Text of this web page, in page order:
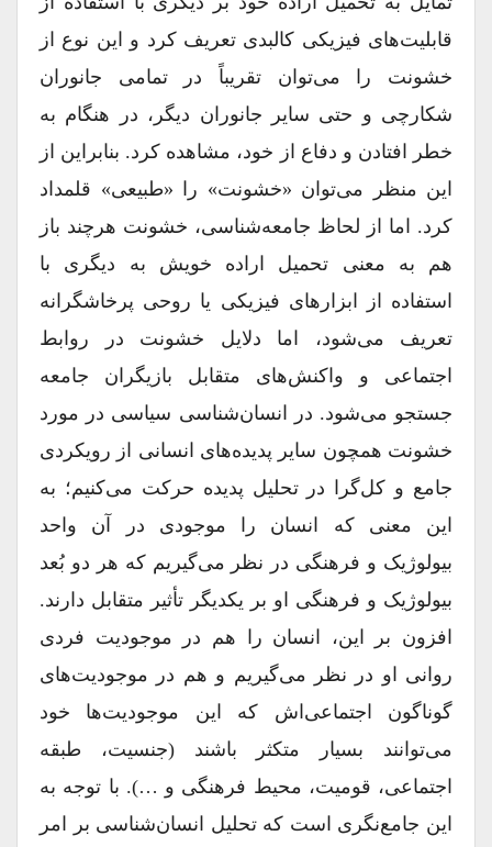
قابلیت‏‌هاى فیزیکى کالبدى تعریف کرد و این نوع از
خشونت را مى‏‌توان تقریباً در تمامى جانوران
شکارچى و حتى سایر جانوران دیگر، در هنگام به
خطر افتادن و دفاع از خود، مشاهده کرد. بنابراین از
این منظر مى‏‌توان «خشونت» را «طبیعى» قلمداد
کرد. اما از لحاظ جامعه‏‌شناسى، خشونت هرچند باز
هم به معنى تحمیل اراده خویش به دیگرى با
استفاده از ابزارهاى فیزیکى یا روحى پرخاشگرانه
تعریف مى‏‌شود، اما دلایل خشونت در روابط
اجتماعى و واکنش‏‌هاى متقابل بازیگران جامعه
جست‏جو مى‏‌شود. در انسان‏‌شناسى سیاسى در مورد
خشونت همچون سایر پدیده‏‌هاى انسانى از رویکردى
جامع و کل‏‌گرا در تحلیل پدیده حرکت مى‏‌کنیم؛ به
این معنى که انسان را موجودى در آن واحد
بیولوژیک و فرهنگى در نظر مى‏‌گیریم که هر دو بُعد
بیولوژیک و فرهنگى او بر یکدیگر تأثیر متقابل دارند.
افزون بر این، انسان را هم در موجودیت فردى
روانى او در نظر مى‏‌گیریم و هم در موجودیت‏‌هاى
گوناگون اجتماعى‏‌اش که این موجودیت‏‌ها خود
مى‏‌توانند بسیار متکثر باشند (جنسیت، طبقه
اجتماعى، قومیت، محیط فرهنگى و …). با توجه به
این جامع‏‌نگرى است که تحلیل انسان‏‌شناسى بر امر